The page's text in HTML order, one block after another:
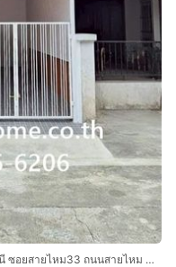
ทาวน์เฮ้าส์ 2 ชั้น 16 ตร.ว. หมู่บ้านกรุงทองธานี ซอยสายไหม33 ถนนสายไหม ถนนสุขาภิบาล5 เขตสายไหม กรุงเทพมหานคร